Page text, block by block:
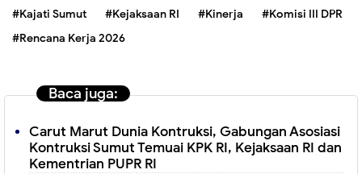
#Kajati Sumut
#Kejaksaan RI #Kinerja
#Komisi III DPR
#Rencana Kerja 2026
Baca juga:
Carut Marut Dunia Kontruksi, Gabungan Asosiasi
Kontruksi Sumut Temuai KPK RI, Kejaksaan RI dan
Kementrian PUPR RI